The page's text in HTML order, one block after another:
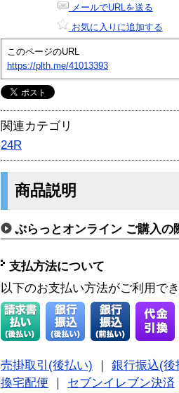
メールでURLを送る
お気に入りに追加する
このページのURL
https://plth.me/41013393
関連カテゴリ
24R
商品説明
ぷらっとオンライン ご購入の
支払方法について
以下のお支払い方法がご利用で
売掛取引(後払い)
銀行振込(後
換宅配便
セブンイレブン決済